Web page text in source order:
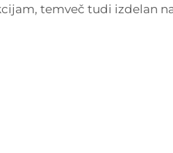
temveč tudi izdelan